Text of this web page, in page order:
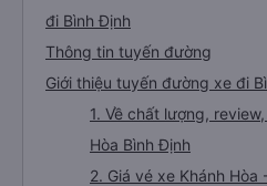
đi Bình Định
Thông tin tuyến đường
Giới thiệu tuyến đường xe đi
1. Về chất lượng,
Hòa Bình Định
2. Giá vé xe Khánh Hòa